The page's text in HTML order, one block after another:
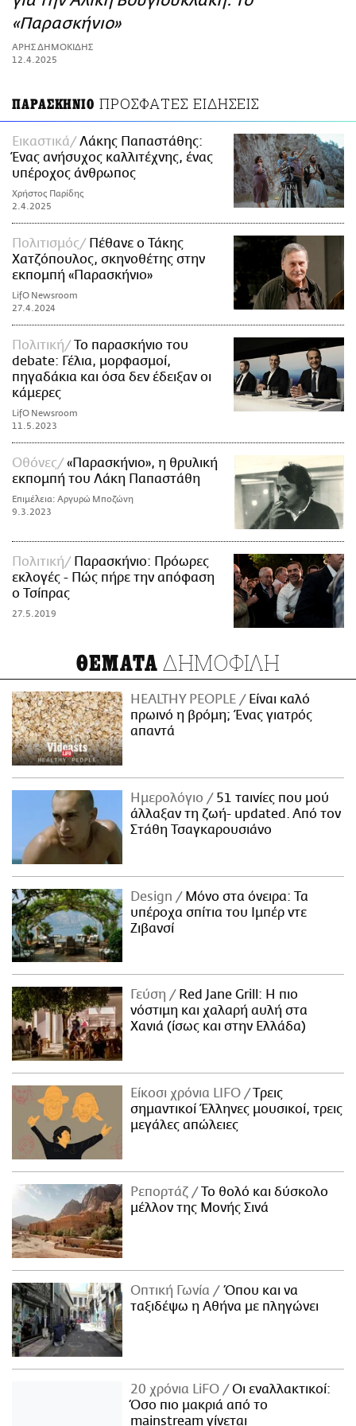
ΑΜΠΑ
PRINT
«Παρασκήνιο»
ΑΡΗΣ ΔΗΜΟΚΙΔΗΣ
12.4.2025
ΠΑΡΑΣΚΗΝΙΟ ΠΡΟΣΦΑΤΕΣ ΕΙΔΗΣΕΙΣ
Εικαστικά
Λάκης Παπαστάθης:
Ένας ανήσυχος καλλιτέχνης, ένας
υπέροχος άνθρωπος
Χρήστος Παρίδης
2.4.2025
Πολιτισμός
Πέθανε ο Τάκης
Χατζόπουλος, σκηνοθέτης στην
εκπομπή «Παρασκήνιο»
LifO Newsroom
27.4.2024
Πολιτική
Το παρασκήνιο του
debate: Γέλια, μορφασμοί,
πηγαδάκια και όσα δεν έδειξαν οι
κάμερες
LifO Newsroom
11.5.2023
Οθόνες
«Παρασκήνιο», η θρυλική
εκπομπή του Λάκη Παπαστάθη
Επιμέλεια: Αργυρώ Μποζώνη
9.3.2023
Πολιτική
Παρασκήνιο: Πρόωρες
εκλογές - Πώς πήρε την απόφαση
ο Τσίπρας
27.5.2019
ΘΕΜΑΤΑ ΔΗΜΟΦΙΛΗ
HEALTHY PEOPLE
Είναι καλό
πρωινό η βρόμη; Ένας γιατρός
απαντά
Ημερολόγιο
51 ταινίες που μού
άλλαξαν τη ζωή- updated. Aπό τον
Στάθη Τσαγκαρουσιάνο
Design
Μόνο στα όνειρα: Τα
υπέροχα σπίτια του Ιμπέρ ντε
Ζιβανσί
Γεύση
Red Jane Grill: Η πιο
νόστιμη και χαλαρή αυλή στα
Χανιά (ίσως και στην Ελλάδα)
Είκοσι χρόνια LIFO
Tρεις
σημαντικοί Έλληνες μουσικοί, τρεις
μεγάλες απώλειες
Ρεπορτάζ
Το θολό και δύσκολο
μέλλον της Μονής Σινά
Οπτική Γωνία
Όπου και να
ταξιδέψω η Αθήνα με πληγώνει
20 χρόνια LiFO
Οι εναλλακτικοί:
Όσο πιο μακριά από το
mainstream γίνεται